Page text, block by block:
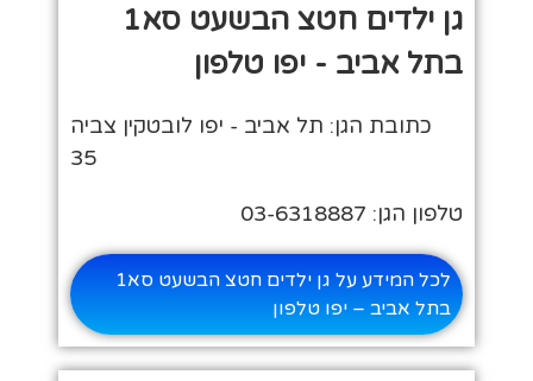
גן ילדים חטצ הבשעט סא1
בתל אביב - יפו טלפון
כתובת הגן: תל אביב - יפו לובטקין צביה
35
טלפון הגן: 03-6318887
לכל המידע על גן ילדים חטצ הבשעט סא1
בתל אביב – יפו טלפון